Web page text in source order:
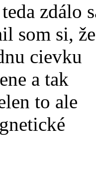
zdálo
som si, že
cievku
a tak
to ale